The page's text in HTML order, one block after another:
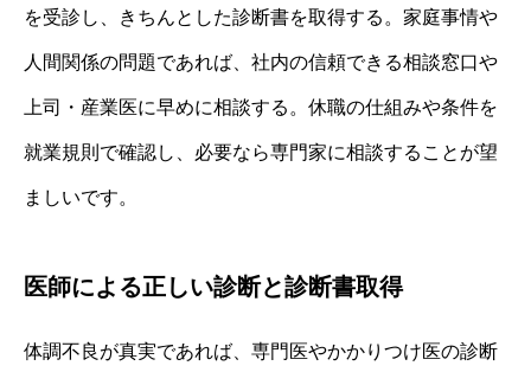
を受診し、きちんとした診断書を取得する。家庭事情や
人間関係の問題であれば、社内の信頼できる相談窓口や
上司・産業医に早めに相談する。休職の仕組みや条件を
就業規則で確認し、必要なら専門家に相談することが望
ましいです。
医師による正しい診断と診断書取得
体調不良が真実であれば、専門医やかかりつけ医の診断